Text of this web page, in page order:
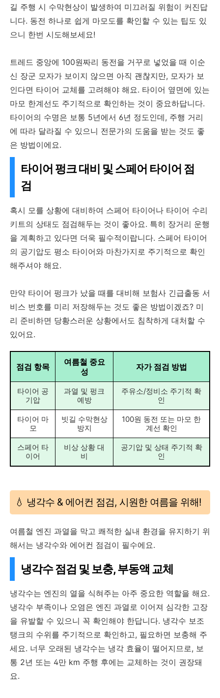
길 주행 시 수막현상이 발생하여 미끄러질 위험이 커진답
니다. 동전 하나로 쉽게 마모도를 확인할 수 있는 팁도 있
으니 한번 시도해보세요!
트레드 중앙에 100원짜리 동전을 거꾸로 넣었을 때 이순
신 장군 모자가 보이지 않으면 아직 괜찮지만, 모자가 보
인다면 타이어 교체를 고려해야 해요. 타이어 옆면에 있는
마모 한계선도 주기적으로 확인하는 것이 중요하답니다.
타이어의 수명은 보통 5년에서 6년 정도인데, 주행 거리
에 따라 달라질 수 있으니 전문가의 도움을 받는 것도 좋
은 방법이에요.
타이어 펑크 대비 및 스페어 타이어 점
검
혹시 모를 상황에 대비하여 스페어 타이어나 타이어 수리
키트의 상태도 점검해두는 것이 좋아요. 특히 장거리 운행
을 계획하고 있다면 더욱 필수적이랍니다. 스페어 타이어
의 공기압도 평소 타이어와 마찬가지로 주기적으로 확인
해주셔야 해요.
만약 타이어 펑크가 났을 때를 대비해 보험사 긴급출동 서
비스 번호를 미리 저장해두는 것도 좋은 방법이겠죠? 미
리 준비하면 당황스러운 상황에서도 침착하게 대처할 수
있어요.
점검 항목
여름철 중요
성
자가 점검 방법
타이어 공
기압
과열 및 펑크
예방
주유소/정비소 주기적 확
인
타이어 마
모
빗길 수막현상
방지
100원 동전 또는 마모 한
계선 확인
스페어 타
이어
비상 상황 대
비
공기압 및 상태 주기적 확
인
💧 냉각수 & 에어컨 점검, 시원한 여름을 위해!
여름철 엔진 과열을 막고 쾌적한 실내 환경을 유지하기 위
해서는 냉각수와 에어컨 점검이 필수에요.
냉각수 점검 및 보충, 부동액 교체
냉각수는 엔진의 열을 식혀주는 아주 중요한 역할을 해요.
냉각수 부족이나 오염은 엔진 과열로 이어져 심각한 고장
을 유발할 수 있으니 꼭 확인해야 한답니다. 냉각수 보조
탱크의 수위를 주기적으로 확인하고, 필요하면 보충해 주
세요. 너무 오래된 냉각수는 냉각 효율이 떨어지므로, 보
통 2년 또는 4만 km 주행 후에는 교체하는 것이 권장돼
요.